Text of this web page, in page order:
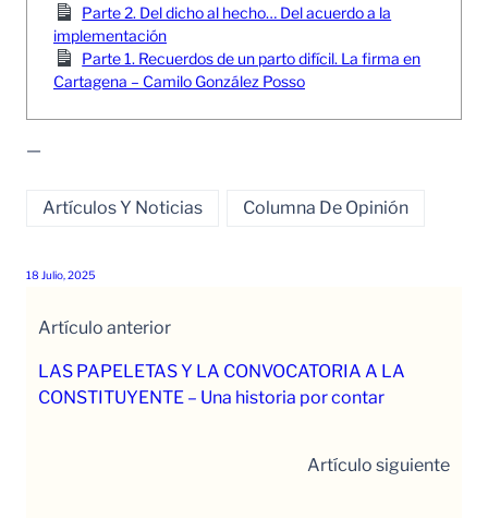
Parte 2. Del dicho al hecho… Del acuerdo a la
implementación
Parte 1. Recuerdos de un parto difícil. La firma en
Cartagena – Camilo González Posso
—
Artículos Y Noticias Columna De Opinión
18 Julio, 2025
Artículo anterior
LAS PAPELETAS Y LA CONVOCATORIA A LA
CONSTITUYENTE – Una historia por contar
Artículo siguiente